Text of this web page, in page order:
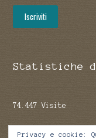
Iscriviti
Statistiche
74.447 Visite
Privacy e cookie: